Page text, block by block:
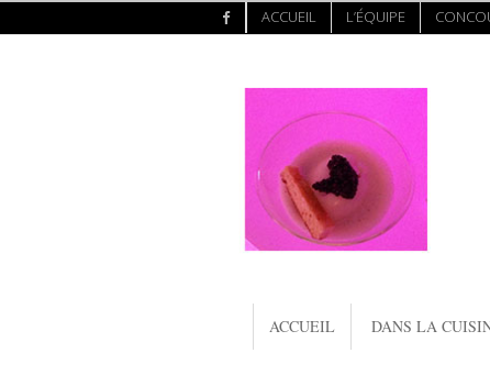
ACCUEIL L’ÉQUIPE
ACCUEIL DANS LA